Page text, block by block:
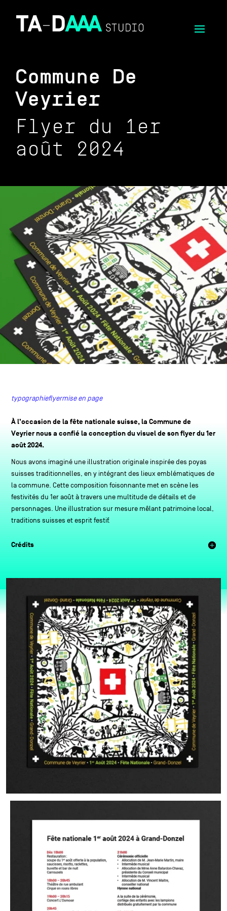
Commune De
Veyrier
Flyer du 1er
août 2024
typographieflyermise en page
À l’occasion de la fête nationale suisse, la Commune de
Veyrier nous a confié la conception du visuel de son flyer du 1er
août 2024.
Nous avons imaginé une illustration originale inspirée des poyas
suisses traditionnelles, en y intégrant des lieux emblématiques de
la commune. Cette composition foisonnante met en scène les
festivités du 1er août à travers une multitude de détails et de
personnages. Une illustration sur mesure mêlant patrimoine local,
traditions suisses et esprit festif.
Crédits